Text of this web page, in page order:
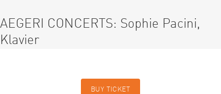
AEGERI CONCERTS: Sophie Pacini,
Klavier
BUY TICKET